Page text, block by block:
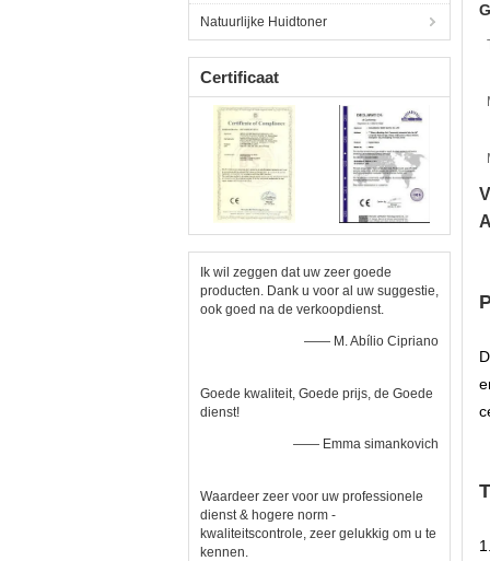
Natuurlijke Huidtoner
Certificaat
Ik wil zeggen dat uw zeer goede
producten. Dank u voor al uw suggestie,
ook goed na de verkoopdienst.
—— M. Abílio Cipriano
Goede kwaliteit, Goede prijs, de Goede
dienst!
—— Emma simankovich
Waardeer zeer voor uw professionele
dienst & hogere norm -
kwaliteitscontrole, zeer gelukkig om u te
kennen.